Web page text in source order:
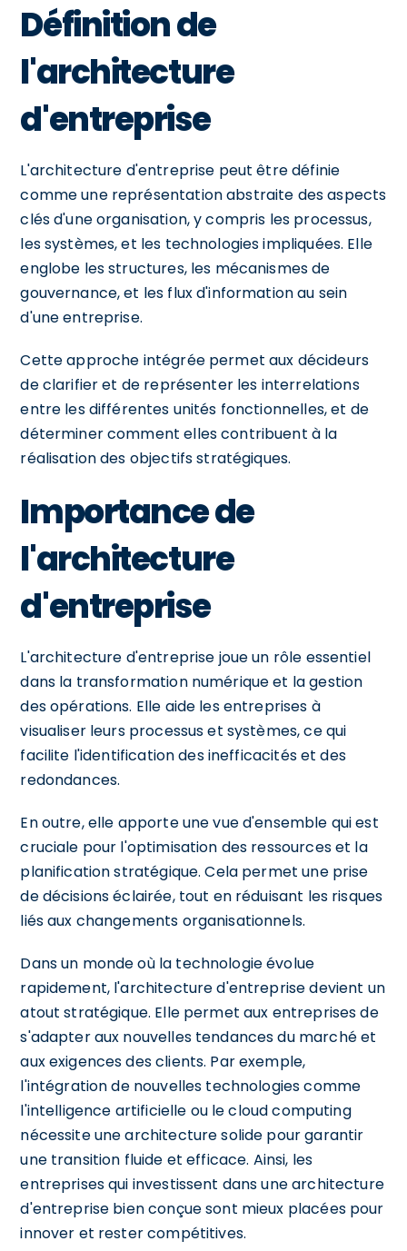
Définition de
l'architecture
d'entreprise
L'architecture d'entreprise peut être définie
comme une représentation abstraite des aspects
clés d'une organisation, y compris les processus,
les systèmes, et les technologies impliquées. Elle
englobe les structures, les mécanismes de
gouvernance, et les flux d'information au sein
d'une entreprise.
Cette approche intégrée permet aux décideurs
de clarifier et de représenter les interrelations
entre les différentes unités fonctionnelles, et de
déterminer comment elles contribuent à la
réalisation des objectifs stratégiques.
Importance de
l'architecture
d'entreprise
L'architecture d'entreprise joue un rôle essentiel
dans la transformation numérique et la gestion
des opérations. Elle aide les entreprises à
visualiser leurs processus et systèmes, ce qui
facilite l'identification des inefficacités et des
redondances.
En outre, elle apporte une vue d'ensemble qui est
cruciale pour l'optimisation des ressources et la
planification stratégique. Cela permet une prise
de décisions éclairée, tout en réduisant les risques
liés aux changements organisationnels.
Dans un monde où la technologie évolue
rapidement, l'architecture d'entreprise devient un
atout stratégique. Elle permet aux entreprises de
s'adapter aux nouvelles tendances du marché et
aux exigences des clients. Par exemple,
l'intégration de nouvelles technologies comme
l'intelligence artificielle ou le cloud computing
nécessite une architecture solide pour garantir
une transition fluide et efficace. Ainsi, les
entreprises qui investissent dans une architecture
d'entreprise bien conçue sont mieux placées pour
innover et rester compétitives.